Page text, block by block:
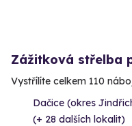
Zážitková střelba
Vystřílíte celkem 110
Dačice (okres
(+ 28 dalších lokalit)